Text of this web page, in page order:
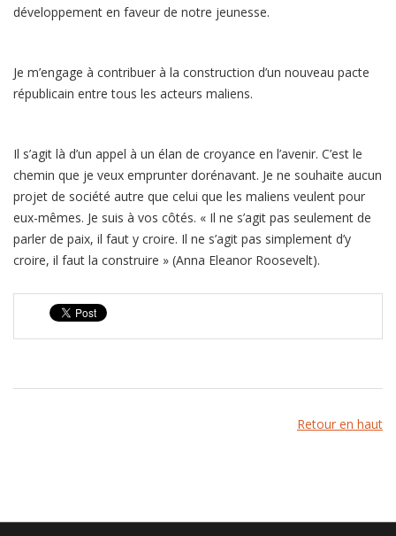
développement en faveur de notre jeunesse.
Je m’engage à contribuer à la construction d’un nouveau pacte
républicain entre tous les acteurs maliens.
Il s’agit là d’un appel à un élan de croyance en l’avenir. C’est le
chemin que je veux emprunter dorénavant. Je ne souhaite aucun
projet de société autre que celui que les maliens veulent pour
eux-mêmes. Je suis à vos côtés. « Il ne s’agit pas seulement de
parler de paix, il faut y croire. Il ne s’agit pas simplement d’y
croire, il faut la construire » (Anna Eleanor Roosevelt).
Retour en haut